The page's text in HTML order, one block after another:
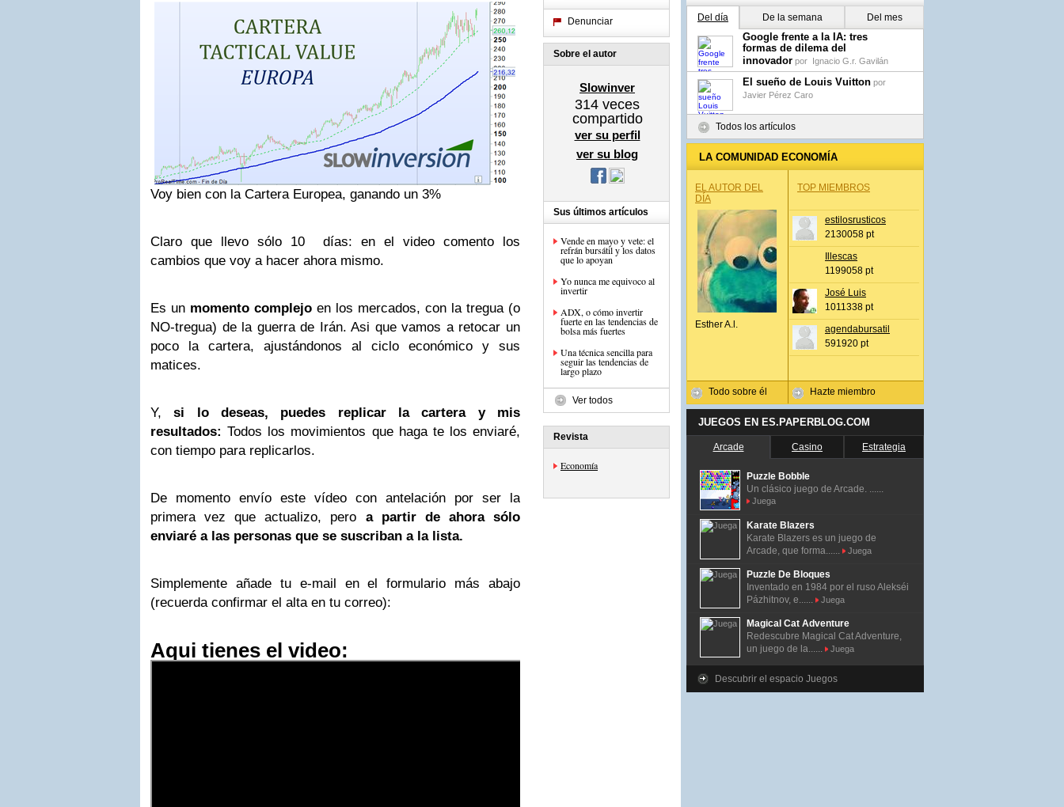
Voy bien con la Cartera Europea, ganando un 3%
Claro que llevo sólo 10 días: en el video comento los
cambios que voy a hacer ahora mismo.
Es un momento complejo en los mercados, con la tregua (o
NO-tregua) de la guerra de Irán. Asi que vamos a retocar un
poco la cartera, ajustándonos al ciclo económico y sus
matices.
Y,si lo deseas, puedes replicar la cartera y mis
resultados: Todos los movimientos que haga te los enviaré,
con tiempo para replicarlos.
De momento envío este vídeo con antelación por ser la
primera vez que actualizo, pero a partir de ahora sólo
enviaré a las personas que se suscriban a la lista.
Simplemente añade tu e-mail en el formulario más abajo
(recuerda confirmar el alta en tu correo):
Aqui tienes el video:
Denunciar
Sobre el autor
Slowinver
314 veces
compartido
ver su perfil
ver su blog
Sus últimos artículos
Vende en mayo y vete: el
refrán bursátil y los datos
que lo apoyan
Yo nunca me equivoco al
invertir
ADX, o cómo invertir
fuerte en las tendencias de
bolsa más fuertes
Una técnica sencilla para
seguir las tendencias de
largo plazo
Ver todos
Revista
Economía
Del día De la semana Del mes
Google frente a la IA: tres
formas de dilema del
innovador por Ignacio G.r. Gavilán
El sueño de Louis Vuitton por
Javier Pérez Caro
Todos los artículos
LA COMUNIDAD ECONOMÍA
EL AUTOR DEL
DÍA
Esther A.l.
Todo sobre él
TOP MIEMBROS
estilosrusticos
2130058 pt
Illescas
1199058 pt
José Luis
1011338 pt
agendabursatil
591920 pt
Hazte miembro
JUEGOS EN ES.PAPERBLOG.COM
Arcade Casino Estrategia
Puzzle Bobble
Un clásico juego de Arcade. ......
Juega
Karate Blazers
Karate Blazers es un juego de
Arcade, que forma......
Juega
Puzzle De Bloques
Inventado en 1984 por el ruso Alekséi
Pázhitnov, e......
Juega
Magical Cat Adventure
Redescubre Magical Cat Adventure,
un juego de la......
Juega
Descubrir el espacio Juegos